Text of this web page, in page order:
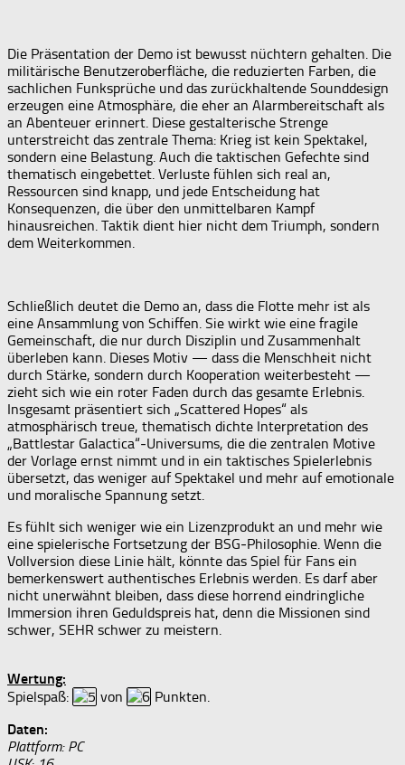
Die Präsentation der Demo ist bewusst nüchtern gehalten. Die
militärische Benutzeroberfläche, die reduzierten Farben, die
sachlichen Funksprüche und das zurückhaltende Sounddesign
erzeugen eine Atmosphäre, die eher an Alarmbereitschaft als
an Abenteuer erinnert. Diese gestalterische Strenge
unterstreicht das zentrale Thema: Krieg ist kein Spektakel,
sondern eine Belastung. Auch die taktischen Gefechte sind
thematisch eingebettet. Verluste fühlen sich real an,
Ressourcen sind knapp, und jede Entscheidung hat
Konsequenzen, die über den unmittelbaren Kampf
hinausreichen. Taktik dient hier nicht dem Triumph, sondern
dem Weiterkommen.
Schließlich deutet die Demo an, dass die Flotte mehr ist als
eine Ansammlung von Schiffen. Sie wirkt wie eine fragile
Gemeinschaft, die nur durch Disziplin und Zusammenhalt
überleben kann. Dieses Motiv — dass die Menschheit nicht
durch Stärke, sondern durch Kooperation weiterbesteht —
zieht sich wie ein roter Faden durch das gesamte Erlebnis.
Insgesamt präsentiert sich „Scattered Hopes“ als
atmosphärisch treue, thematisch dichte Interpretation des
„Battlestar Galactica“‑Universums, die die zentralen Motive
der Vorlage ernst nimmt und in ein taktisches Spielerlebnis
übersetzt, das weniger auf Spektakel und mehr auf emotionale
und moralische Spannung setzt.
Es fühlt sich weniger wie ein Lizenzprodukt an und mehr wie
eine spielerische Fortsetzung der BSG‑Philosophie. Wenn die
Vollversion diese Linie hält, könnte das Spiel für Fans ein
bemerkenswert authentisches Erlebnis werden. Es darf aber
nicht unerwähnt bleiben, dass diese horrend eindringliche
Immersion ihren Geduldspreis hat, denn die Missionen sind
schwer, SEHR schwer zu meistern.
Wertung:
Spielspaß:
von
Punkten.
Daten:
Plattform: PC